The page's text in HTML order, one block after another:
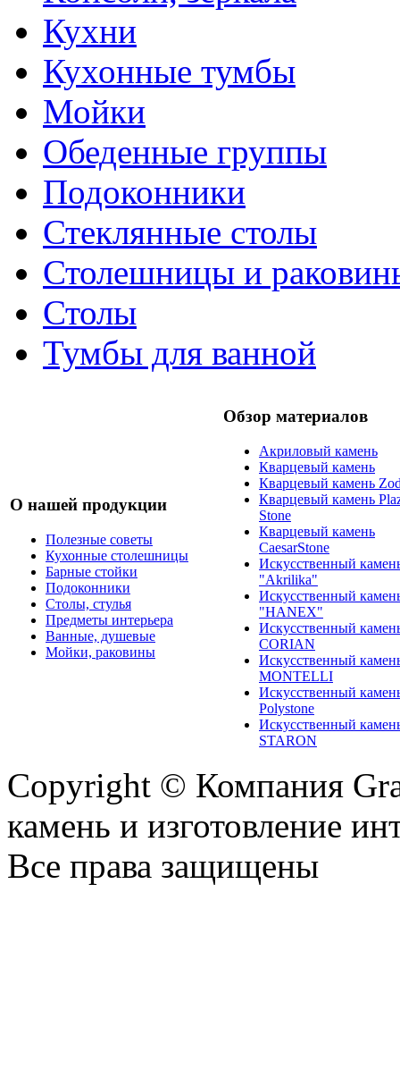
Кухни
Кухонные тумбы
Мойки
Обеденные группы
Подоконники
Стеклянные столы
Столешницы и
Столы
Тумбы для ванной
О нашей продукции
Полезные советы
Кухонные столешницы
Барные стойки
Подоконники
Столы, стулья
Предметы интерьера
Ванные, душевые
Мойки, раковины
Обзор материалов
Акриловый камень
Кварцевый камень
Кварцевый камень
Кварцевый камень
Stone
Кварцевый камень
CaesarStone
Искусственный
"Akrilika"
Искусственный
"HANEX"
Искусственный
CORIAN
Искусственный
MONTELLI
Искусственный
Polystone
Искусственный
STARON
Copyright © Компания
камень и изготовление
Все права защищены